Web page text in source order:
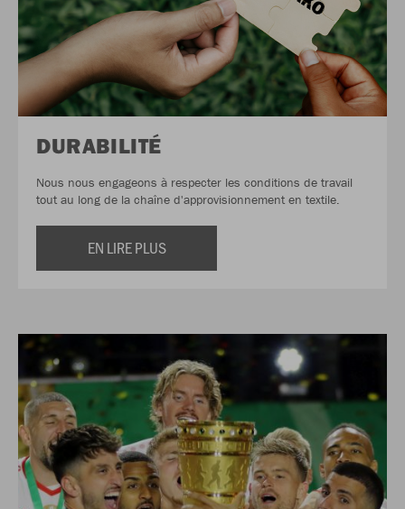
DURABILITÉ
Nous nous engageons à respecter les conditions de travail
tout au long de la chaîne d'approvisionnement en textile.
EN LIRE PLUS